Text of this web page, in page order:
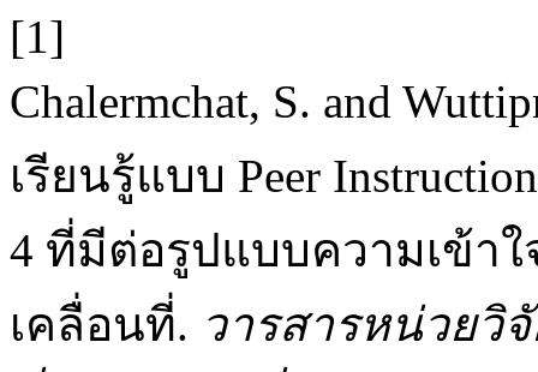
[1]
Chalermchat, S. and
เรียนรู้แบบ Peer
4 ที่มีต่อรูปแบบความเข้าใ
เคลื่อนที่. วารสารหน่วยวิ